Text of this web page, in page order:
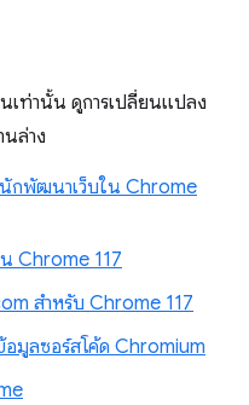
เท่านั้น ดูการเปลี่ยนแปลง
ล่าง
กพัฒนาเว็บใน Chrome
Chrome 117
สำหรับ Chrome 117
อมูลซอร์สโค้ด Chromium